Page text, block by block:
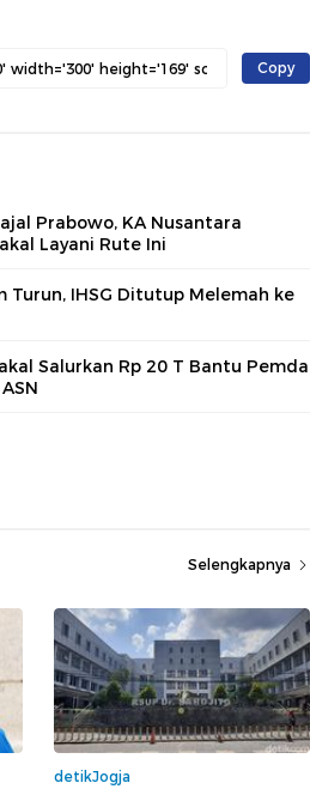
Copy
Prabowo, KA Nusantara
Layani Rute Ini
Turun, IHSG Ditutup Melemah ke
Salurkan Rp 20 T Bantu Pemda
Selengkapnya
detikJogja